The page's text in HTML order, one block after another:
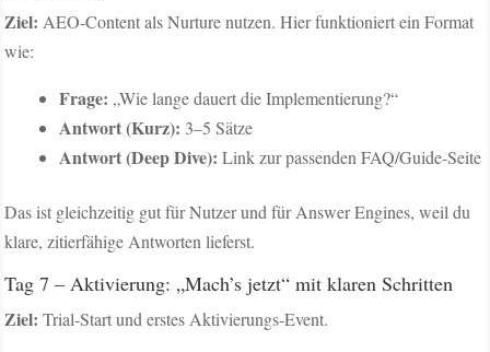
Ziel: AEO-Content als Nurture nutzen. Hier funktioniert ein Format
wie:
Frage: „Wie lange dauert die Implementierung?“
Antwort (Kurz): 3–5 Sätze
Antwort (Deep Dive): Link zur passenden FAQ/Guide-Seite
Das ist gleichzeitig gut für Nutzer und für Answer Engines, weil du
klare, zitierfähige Antworten lieferst.
Tag 7 – Aktivierung: „Mach’s jetzt“ mit klaren Schritten
Ziel: Trial-Start und erstes Aktivierungs-Event.